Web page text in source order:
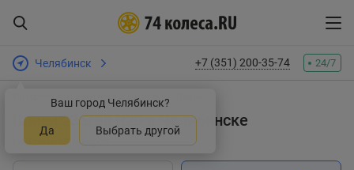
Челябинск
Ваш город Челябинск?
Да Выбрать другой
+7 (351) 200-35-74 24/7
Интернет-магазин шин и дисков
Шины 235/50 R20 в Челябинске
Найдено 25 товаров